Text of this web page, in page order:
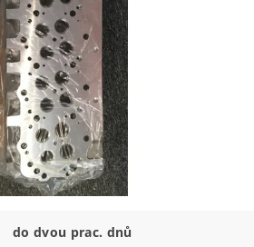
do dvou prac. dnů